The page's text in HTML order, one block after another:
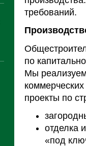
требований.
по
Мы
проекты по
отделка
«под